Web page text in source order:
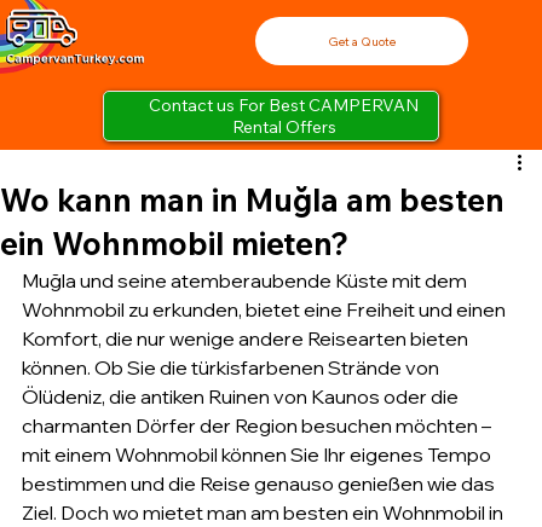
Contact us For Best CAMPERVAN
Rental Offers
Get a Quote
Wo kann man in Muğla am besten
ein Wohnmobil mieten?
Muğla und seine atemberaubende Küste mit dem
Wohnmobil zu erkunden, bietet eine Freiheit und einen
Komfort, die nur wenige andere Reisearten bieten
können. Ob Sie die türkisfarbenen Strände von
Ölüdeniz, die antiken Ruinen von Kaunos oder die
charmanten Dörfer der Region besuchen möchten –
mit einem Wohnmobil können Sie Ihr eigenes Tempo
bestimmen und die Reise genauso genießen wie das
Ziel. Doch wo mietet man am besten ein Wohnmobil in